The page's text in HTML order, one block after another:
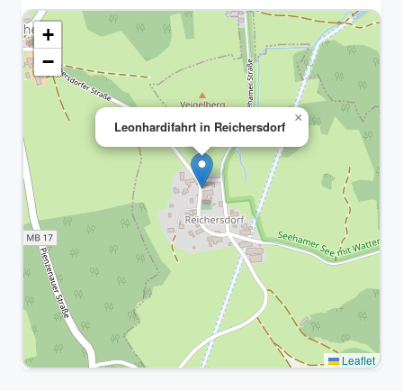
Leonhardifahrt in Reichersdorf
×
+
−
Leaflet